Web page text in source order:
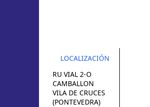
LOCALIZACIÓN
RU VIAL 2-O
CAMBALLON
VILA DE CRUCES
(PONTEVEDRA)